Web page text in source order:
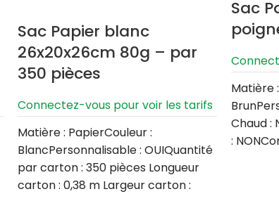
Sac Papier blanc
26x20x26cm 80g – par
350 pièces
Connectez-vous pour voir les tarifs
Matière : PapierCouleur :
BlancPersonnalisable : OUIQuantité
par carton : 350 pièces Longueur
carton : 0,38 m Largeur carton :
Sac
Matière
Chaud :
: